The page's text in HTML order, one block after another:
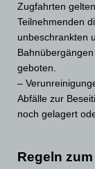
Zugfahrten
Teilnehmenden
unbeschrankten
geboten.
–
Abfälle zur
noch gelagert
Regeln